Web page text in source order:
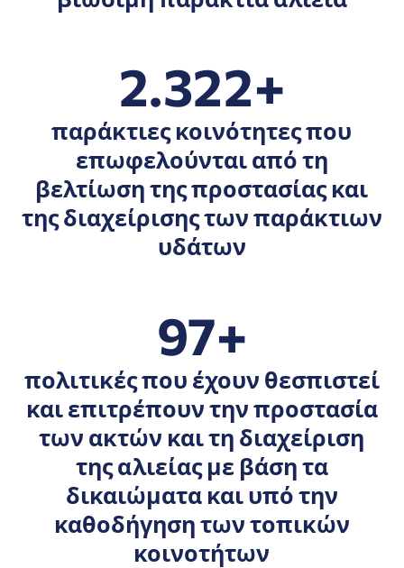
2.322+
παράκτιες κοινότητες που
επωφελούνται από τη
βελτίωση της προστασίας και
της διαχείρισης των παράκτιων
υδάτων
97+
πολιτικές που έχουν θεσπιστεί
και επιτρέπουν την προστασία
των ακτών και τη διαχείριση
της αλιείας με βάση τα
δικαιώματα και υπό την
καθοδήγηση των τοπικών
κοινοτήτων